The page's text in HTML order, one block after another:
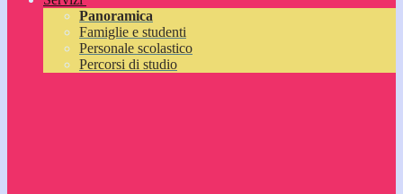
Panoramica
Famiglie e studenti
Personale scolastico
Percorsi di studio